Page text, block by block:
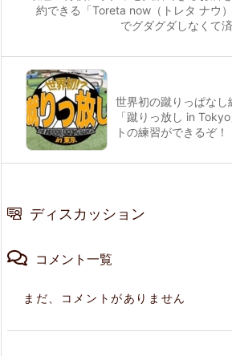
約できる「Toreta now（トレタ ナウ）
でグダグダしなくて
世界初の蹴りっぱなし
「蹴りっ放し in
トの練習ができるぞ！
ディスカッション
コメント一覧
まだ、コメントがありません